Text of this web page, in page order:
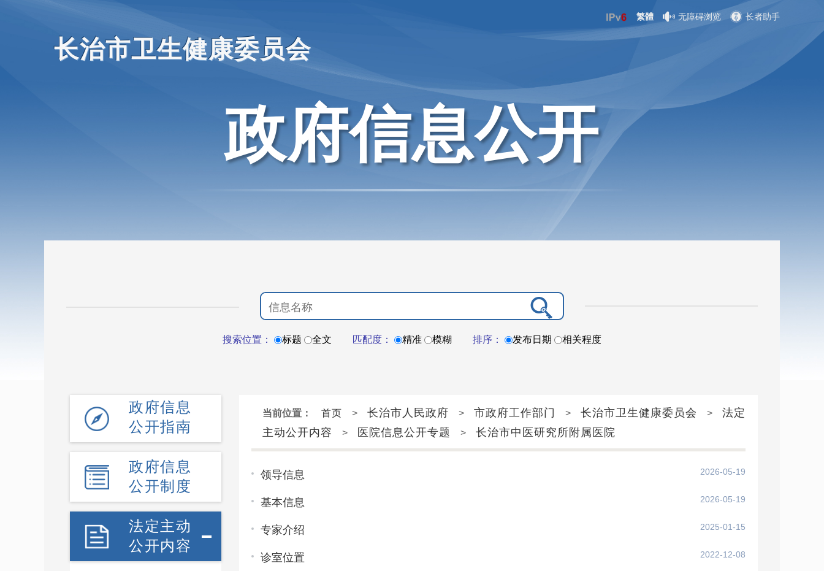
长治市卫生健康委员会
繁體 无障碍浏览 长者助手
政府信息公开
搜索位置： 标题 全文 匹配度： 精准 模糊 排序： 发布日期 相关程度
政府信息
公开指南
政府信息
公开制度
法定主动
公开内容
当前位置： 首页 > 长治市人民政府 > 市政府工作部门 > 长治市卫生健康委员会 >
法定
主动公开内容
> 医院信息公开专题 > 长治市中医研究所附属医院
领导信息 2026-05-19
基本信息 2026-05-19
专家介绍 2025-01-15
诊室位置 2022-12-08